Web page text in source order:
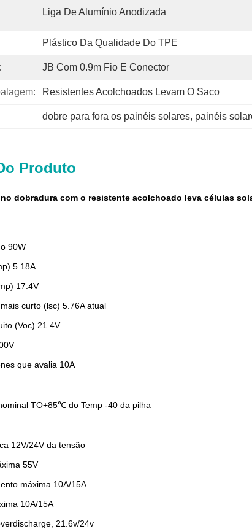
Liga De Alumínio Anodizada
Plástico Da Qualidade Do TPE
JB Com 0.9m Fio E Conector
Resistentes Acolchoados Levam O Saco
dobre para fora os painéis solares, painéis
Produto
dobradura com o resistente acolchoado leva células
90W
5.18A
17.4V
curto (lsc) 5.76A atual
(Voc) 21.4V
que avalia 10A
TO+85℃ do Temp -40 da pilha
12V/24V da tensão
55V
máxima 10A/15A
10A/15A
21.6v/24v